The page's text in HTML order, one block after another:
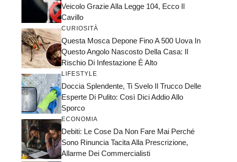
Veicolo Grazie Alla Legge 104, Ecco Il
Cavillo
CURIOSITÀ
Questa Mosca Depone Fino A 500 Uova In
Questo Angolo Nascosto Della Casa: Il
Rischio Di Infestazione È Alto
LIFESTYLE
Doccia Splendente, Ti Svelo Il Trucco Delle
Esperte Di Pulito: Così Dici Addio Allo
Sporco
ECONOMIA
Debiti: Le Cose Da Non Fare Mai Perché
Sono Rinuncia Tacita Alla Prescrizione,
Allarme Dei Commercialisti